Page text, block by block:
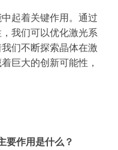
起着关键作用。通过
我们可以优化激光系
们不断探索晶体在激
巨大的创新可能性，
要作用是什么？